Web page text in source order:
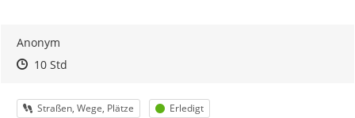
Anonym
Zeitpunkt des Erstellens
Zeitpunkt des Erstellens
10 StdZur Äußerung
Kategorie
Straßen, Wege, Plätze Status
Erledigt